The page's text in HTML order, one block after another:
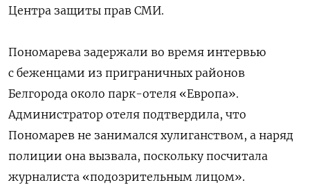
Центра защиты прав СМИ.
Пономарева задержали во время интервью
с беженцами из приграничных районов
Белгорода около парк-отеля «Европа».
Администратор отеля подтвердила, что
Пономарев не занимался хулиганством, а наряд
полиции она вызвала, поскольку посчитала
журналиста «подозрительным лицом».